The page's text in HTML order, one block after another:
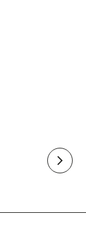
arrow_forward_ios